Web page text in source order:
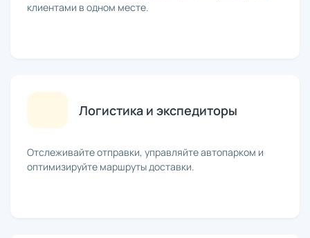
клиентами в одном месте.
Логистика и экспедиторы
Отслеживайте отправки, управляйте автопарком и
оптимизируйте маршруты доставки.